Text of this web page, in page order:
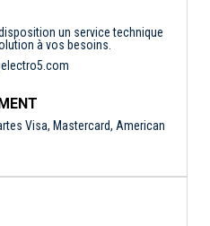
un service technique
à vos besoins.
Visa, Mastercard, American